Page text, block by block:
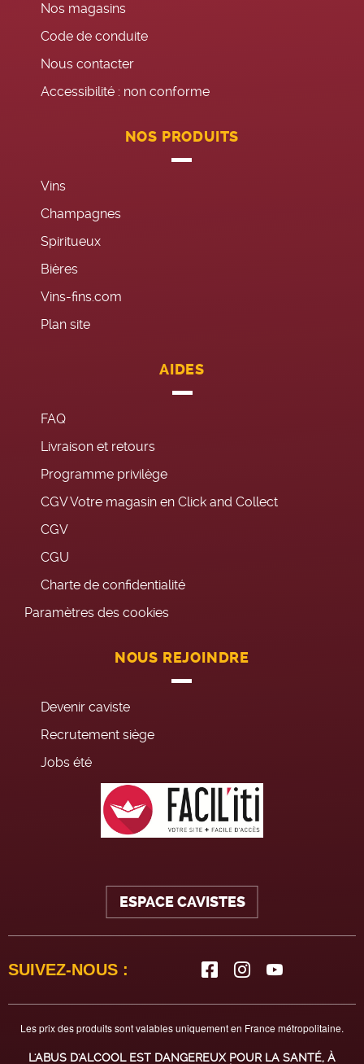
Nos magasins
Code de conduite
Nous contacter
Accessibilité : non conforme
NOS PRODUITS
Vins
Champagnes
Spiritueux
Bières
Vins-fins.com
Plan site
AIDES
FAQ
Livraison et retours
Programme privilège
CGV Votre magasin en Click and Collect
CGV
CGU
Charte de confidentialité
Paramètres des cookies
NOUS REJOINDRE
Devenir caviste
Recrutement siège
Jobs été
ESPACE CAVISTES
SUIVEZ-NOUS :
Les prix des produits sont valables uniquement en France métropolitaine.
L'ABUS D'ALCOOL EST DANGEREUX POUR LA SANTÉ, À